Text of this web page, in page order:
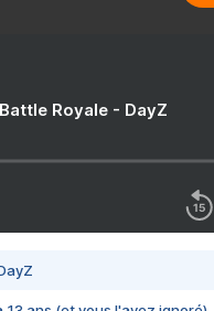
Royale - DayZ